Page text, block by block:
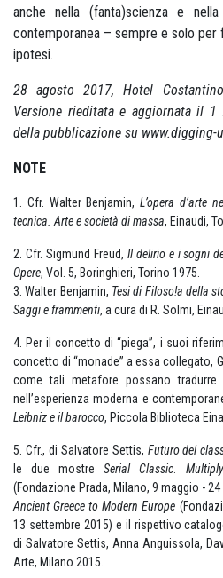
anche nella (fanta)scienza e
contemporanea – sempre e solo
ipotesi.
28 agosto 2017, Hotel
Versione rieditata e aggiornata il
della pubblicazione su www.digging-
NOTE
1. Cfr. Walter Benjamin,L’opera d’arte
tecnica. Arte e società di massa, Einaudi,
2. Cfr. Sigmund Freud, Il delirio e i sogni
Opere, Vol. 5, Boringhieri, Torino 1975.
3. Walter Benjamin, Tesi di Filoso!a della
Saggi e frammenti, a cura di R. Solmi,
4. Per il concetto di “piega”, i suoi
concetto di “monade” a essa collegato,
come tali metafore possano tradurre
nell’esperienza moderna e
Leibniz e il barocco, Piccola Biblioteca
5. Cfr., di Salvatore Settis, Futuro del
le due mostreSerial Classic
(Fondazione Prada, Milano, 9 maggio -
Ancient Greece to Modern Europe
13 settembre 2015) e il rispettivo
di Salvatore Settis, Anna Anguissola,
Arte, Milano 2015.